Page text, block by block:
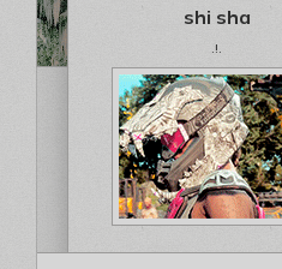
shi sha
.!.